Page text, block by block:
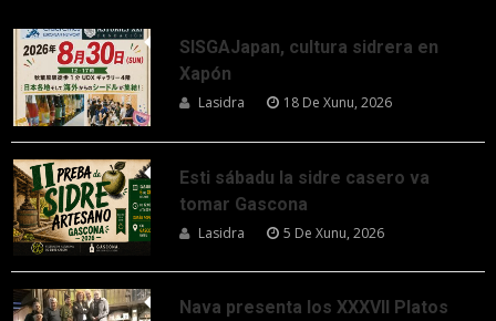
SISGAJapan, cultura sidrera en
Xapón
Lasidra 18 De Xunu, 2026
Esti sábadu la sidre casero va
tomar Gascona
Lasidra 5 De Xunu, 2026
Nava presenta los XXXVII Platos